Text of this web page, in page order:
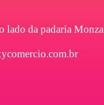
lado da padaria Monza